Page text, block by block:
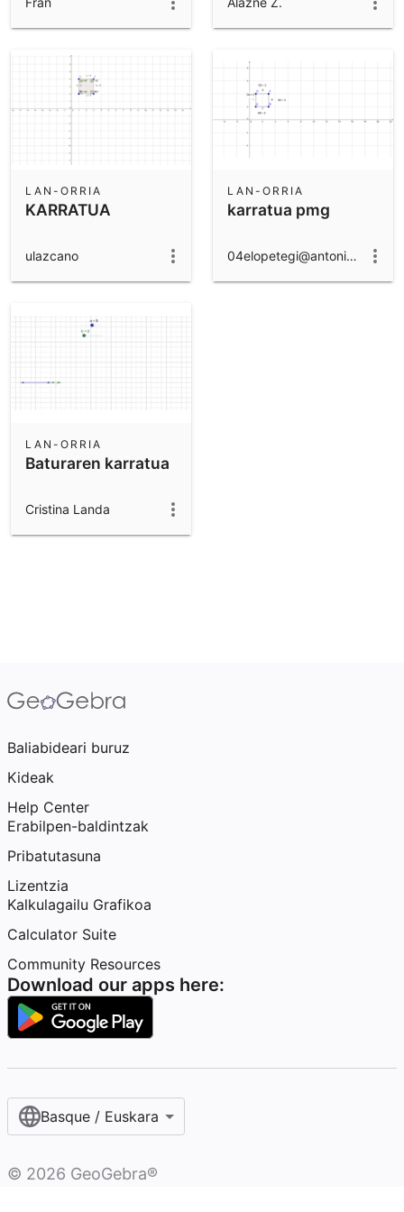
KARRATUA
LAN-ORRIA
ulazcano
karratua pmg
LAN-ORRIA
04elopetegi@antonianokide.com
Baturaren karratua
LAN-ORRIA
Cristina Landa
Baliabideari buruz
Kideak
Help Center
Erabilpen-baldintzak
Pribatutasuna
Lizentzia
Kalkulagailu Grafikoa
Calculator Suite
Community Resources
Download our apps here:
Basque / Euskara
© 2026 GeoGebra®